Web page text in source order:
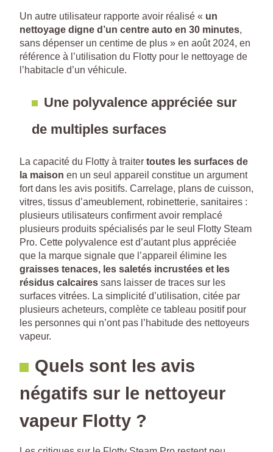
Un autre utilisateur rapporte avoir réalisé « un
nettoyage digne d’un centre auto en 30 minutes,
sans dépenser un centime de plus » en août 2024, en
référence à l’utilisation du Flotty pour le nettoyage de
l’habitacle d’un véhicule.
Une polyvalence appréciée sur
de multiples surfaces
La capacité du Flotty à traiter toutes les surfaces de
la maison en un seul appareil constitue un argument
fort dans les avis positifs. Carrelage, plans de cuisson,
vitres, tissus d’ameublement, robinetterie, sanitaires :
plusieurs utilisateurs confirment avoir remplacé
plusieurs produits spécialisés par le seul Flotty Steam
Pro. Cette polyvalence est d’autant plus appréciée
que la marque signale que l’appareil élimine les
graisses tenaces, les saletés incrustées et les
résidus calcaires sans laisser de traces sur les
surfaces vitrées. La simplicité d’utilisation, citée par
plusieurs acheteurs, complète ce tableau positif pour
les personnes qui n’ont pas l’habitude des nettoyeurs
vapeur.
Quels sont les avis
négatifs sur le nettoyeur
vapeur Flotty ?